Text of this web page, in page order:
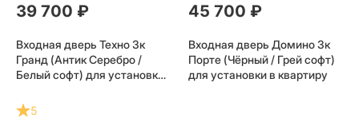
39 700 ₽
Входная дверь Техно 3к
Гранд (Антик Серебро /
Белый софт) для установки
5
45 700 ₽
Входная дверь Домино 3к
Порте (Чёрный / Грей софт)
для установки в квартиру